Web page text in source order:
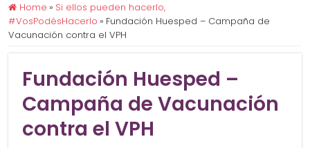
Home » Si ellos pueden hacerlo,
#VosPodésHacerlo » Fundación Huesped – Campaña de
Vacunación contra el VPH
Fundación Huesped –
Campaña de Vacunación
contra el VPH